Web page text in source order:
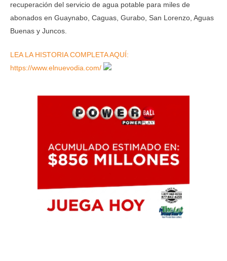
recuperación del servicio de agua potable para miles de
abonados en Guaynabo, Caguas, Gurabo, San Lorenzo, Aguas
Buenas y Juncos.
LEA LA HISTORIA COMPLETA AQUÍ:
https://www.elnuevodia.com/